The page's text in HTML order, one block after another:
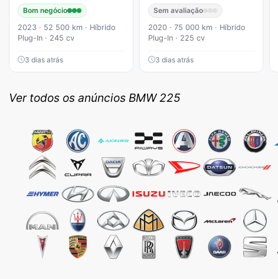
Bom negócio
2023 · 52 500 km · Híbrido
Plug-In · 245 cv
3 dias atrás
Sem avaliação
2020 · 75 000 km · Híbrido
Plug-In · 225 cv
3 dias atrás
Ver todos os anúncios BMW 225